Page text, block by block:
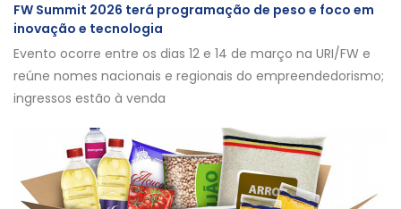
FW Summit 2026 terá programação de peso e foco em
inovação e tecnologia
Evento ocorre entre os dias 12 e 14 de março na URI/FW e
reúne nomes nacionais e regionais do empreendedorismo;
ingressos estão à venda